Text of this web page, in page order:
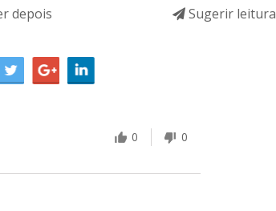
depois Sugerir leitura
0 0